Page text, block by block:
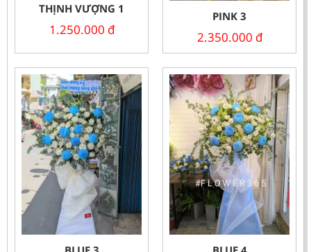
THỊNH VƯỢNG 1
1.250.000 đ
PINK 3
2.350.000 đ